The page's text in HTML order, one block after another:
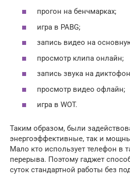
прогон на бенчмарках;
игра в PABG;
запись видео на
просмотр клипа онлайн;
запись звука на
просмотр видео офлайн;
игра в WOT.
Таким образом, были
энергоэффективные, так и
Мало кто использует телефон в
перерыва. Поэтому гаджет
суток стандартной работы без